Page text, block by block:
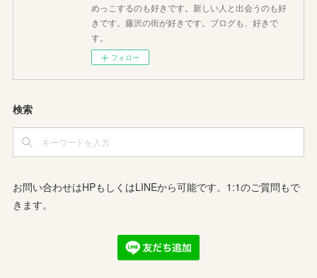
めっこするのも好きです。新しい人と出会うのも好
きです。藤沢の街が好きです。ブログも、好きで
す。
フォロー
検索
お問い合わせはHPもしくはLINEから可能です。1:1のご質問もで
きます。